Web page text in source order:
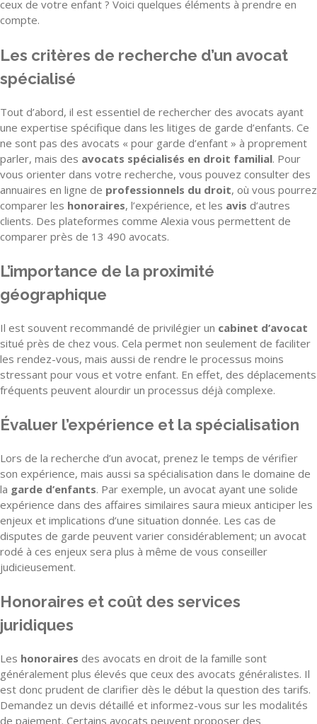
ceux de votre enfant ? Voici quelques éléments à prendre en
compte.
Les critères de recherche d’un avocat
spécialisé
Tout d’abord, il est essentiel de rechercher des avocats ayant
une expertise spécifique dans les litiges de garde d’enfants. Ce
ne sont pas des avocats « pour garde d’enfant » à proprement
parler, mais des avocats spécialisés en droit familial. Pour
vous orienter dans votre recherche, vous pouvez consulter des
annuaires en ligne de professionnels du droit, où vous pourrez
comparer les honoraires, l’expérience, et les avis d’autres
clients. Des plateformes comme Alexia vous permettent de
comparer près de 13 490 avocats.
L’importance de la proximité
géographique
Il est souvent recommandé de privilégier un cabinet d’avocat
situé près de chez vous. Cela permet non seulement de faciliter
les rendez-vous, mais aussi de rendre le processus moins
stressant pour vous et votre enfant. En effet, des déplacements
fréquents peuvent alourdir un processus déjà complexe.
Évaluer l’expérience et la spécialisation
Lors de la recherche d’un avocat, prenez le temps de vérifier
son expérience, mais aussi sa spécialisation dans le domaine de
la garde d’enfants. Par exemple, un avocat ayant une solide
expérience dans des affaires similaires saura mieux anticiper les
enjeux et implications d’une situation donnée. Les cas de
disputes de garde peuvent varier considérablement; un avocat
rodé à ces enjeux sera plus à même de vous conseiller
judicieusement.
Honoraires et coût des services
juridiques
Les honoraires des avocats en droit de la famille sont
généralement plus élevés que ceux des avocats généralistes. Il
est donc prudent de clarifier dès le début la question des tarifs.
Demandez un devis détaillé et informez-vous sur les modalités
de paiement. Certains avocats peuvent proposer des